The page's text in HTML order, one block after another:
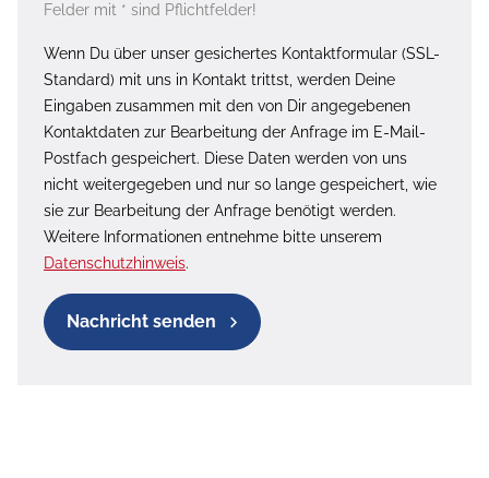
Felder mit * sind Pflichtfelder!
Wenn Du über unser gesichertes Kontaktformular (SSL-
Standard) mit uns in Kontakt trittst, werden Deine
Eingaben zusammen mit den von Dir angegebenen
Kontaktdaten zur Bearbeitung der Anfrage im E-Mail-
Postfach gespeichert. Diese Daten werden von uns
nicht weitergegeben und nur so lange gespeichert, wie
sie zur Bearbeitung der Anfrage benötigt werden.
Weitere Informationen entnehme bitte unserem
Datenschutzhinweis.
Nachricht senden